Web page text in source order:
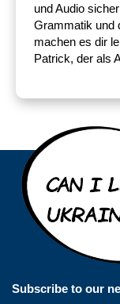
und Audio
Grammatik und
machen es dir
Patrick, der als
Subscribe to our